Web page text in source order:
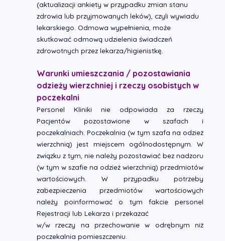
(aktualizacji ankiety w przypadku zmian stanu
zdrowia lub przyjmowanych leków), czyli wywiadu
lekarskiego. Odmowa wypełnienia, może
skutkować odmową udzielenia świadczeń
zdrowotnych przez lekarza/higienistkę.
Warunki umieszczania / pozostawiania
odzieży wierzchniej i rzeczy osobistych w
poczekalni
Personel Kliniki nie odpowiada za rzeczy
Pacjentów pozostawione w szafach i
poczekalniach. Poczekalnia (w tym szafa na odzież
wierzchnią) jest miejscem ogólnodostępnym. W
związku z tym, nie należy pozostawiać bez nadzoru
(w tym w szafie na odzież wierzchnią) przedmiotów
wartościowych. W przypadku potrzeby
zabezpieczenia przedmiotów wartościowych
należy poinformować o tym fakcie personel
Rejestracji lub Lekarza i przekazać
w/w rzeczy na przechowanie w odrębnym niż
poczekalnia pomieszczeniu.